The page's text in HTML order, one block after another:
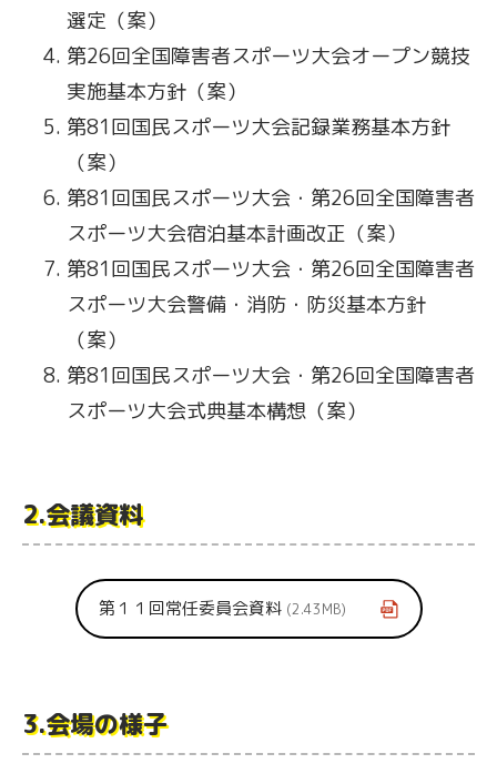
選定（案）
第26回全国障害者スポーツ大会オープン競技
実施基本方針（案）
第81回国民スポーツ大会記録業務基本方針
（案）
第81回国民スポーツ大会・第26回全国障害者
スポーツ大会宿泊基本計画改正（案）
第81回国民スポーツ大会・第26回全国障害者
スポーツ大会警備・消防・防災基本方針
（案）
第81回国民スポーツ大会・第26回全国障害者
スポーツ大会式典基本構想（案）
2.会議資料
第１１回常任委員会資料 2.43MB
3.会場の様子